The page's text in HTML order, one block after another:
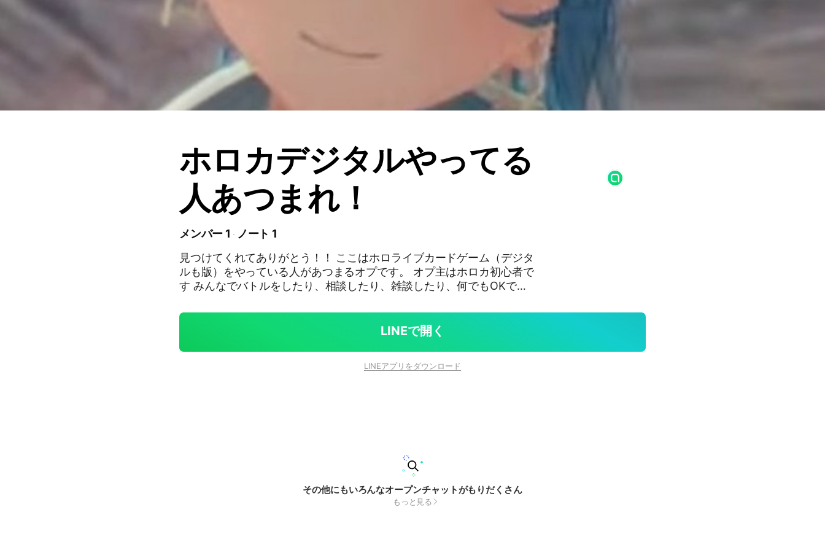
ホロカデジタルやってる
人あつまれ！
メンバー 1
ノート 1
見つけてくれてありがとう！！ ここはホロライブカードゲーム（デジタ
ルも版）をやっている人があつまるオプです。 オプ主はホロカ初心者で
す みんなでバトルをしたり、相談したり、雑談したり、何でもOKで
ホロカ
LINEで開く
LINEアプリをダウンロード
その他にもいろんなオープンチャットがもりだくさん
もっと見る